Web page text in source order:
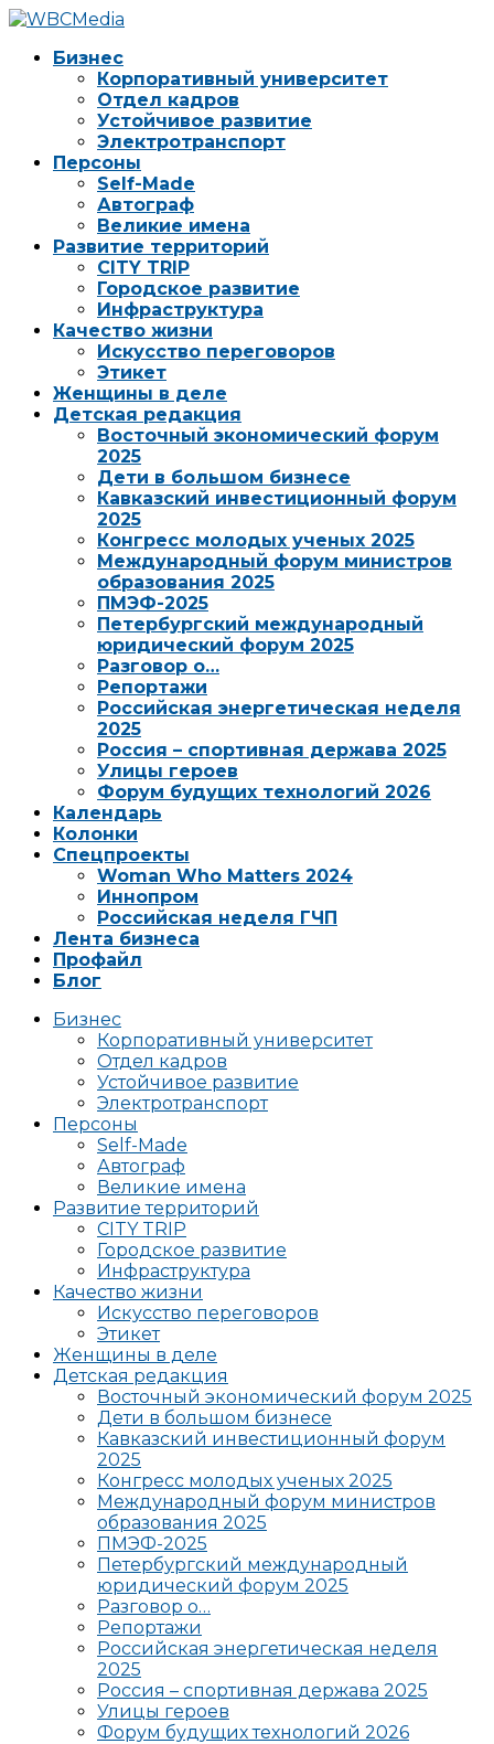
Бизнес
Корпоративный университет
Отдел кадров
Устойчивое развитие
Электротранспорт
Персоны
Self-Made
Автограф
Великие имена
Развитие территорий
CITY TRIP
Городское развитие
Инфраструктура
Качество жизни
Искусство переговоров
Этикет
Женщины в деле
Детская редакция
Восточный экономический форум
2025
Дети в большом бизнесе
Кавказский инвестиционный форум
2025
Конгресс молодых ученых 2025
Международный форум министров
образования 2025
ПМЭФ-2025
Петербургский международный
юридический форум 2025
Разговор о…
Репортажи
Российская энергетическая неделя
2025
Россия – спортивная держава 2025
Улицы героев
Форум будущих технологий 2026
Календарь
Колонки
Спецпроекты
Woman Who Matters 2024
Иннопром
Российская неделя ГЧП
Лента бизнеса
Профайл
Блог
Бизнес
Корпоративный университет
Отдел кадров
Устойчивое развитие
Электротранспорт
Персоны
Self-Made
Автограф
Великие имена
Развитие территорий
CITY TRIP
Городское развитие
Инфраструктура
Качество жизни
Искусство переговоров
Этикет
Женщины в деле
Детская редакция
Восточный экономический форум 2025
Дети в большом бизнесе
Кавказский инвестиционный форум
2025
Конгресс молодых ученых 2025
Международный форум министров
образования 2025
ПМЭФ-2025
Петербургский международный
юридический форум 2025
Разговор о…
Репортажи
Российская энергетическая неделя
2025
Россия – спортивная держава 2025
Улицы героев
Форум будущих технологий 2026